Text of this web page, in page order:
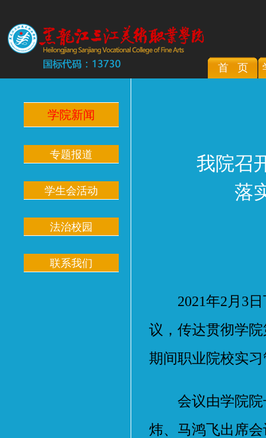
首 页
学院新闻
专题报道
学生会活动
法治校园
联系我们
我院召
落
2021年2月3日
议，传达贯彻学
期间职业院校实
会议由学院院
炜、马鸿飞出席